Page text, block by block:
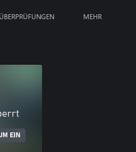
ÜBERPRÜFUNGEN MEHR
EIN